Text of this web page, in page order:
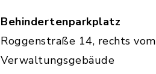
Behindertenparkplatz
Roggenstraße 14, rechts vom
Verwaltungsgebäude